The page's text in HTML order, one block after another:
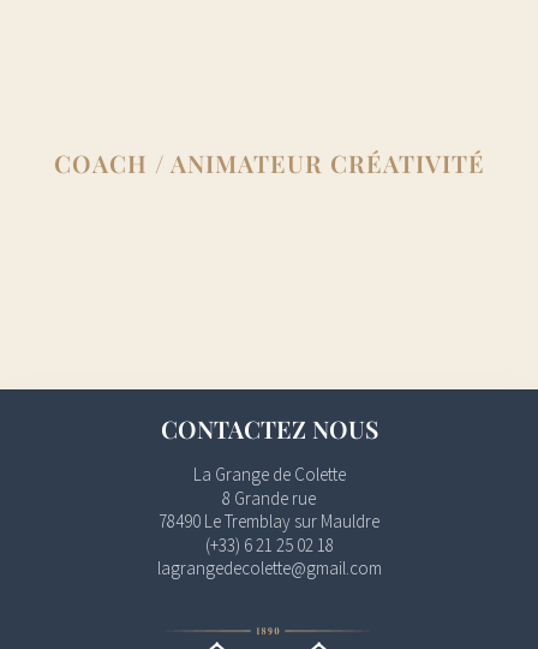
COACH / ANIMATEUR CRÉATIVITÉ
CONTACTEZ NOUS
La Grange de Colette
8 Grande rue
78490 Le Tremblay sur Mauldre
(+33) 6 21 25 02 18
lagrangedecolette@gmail.com